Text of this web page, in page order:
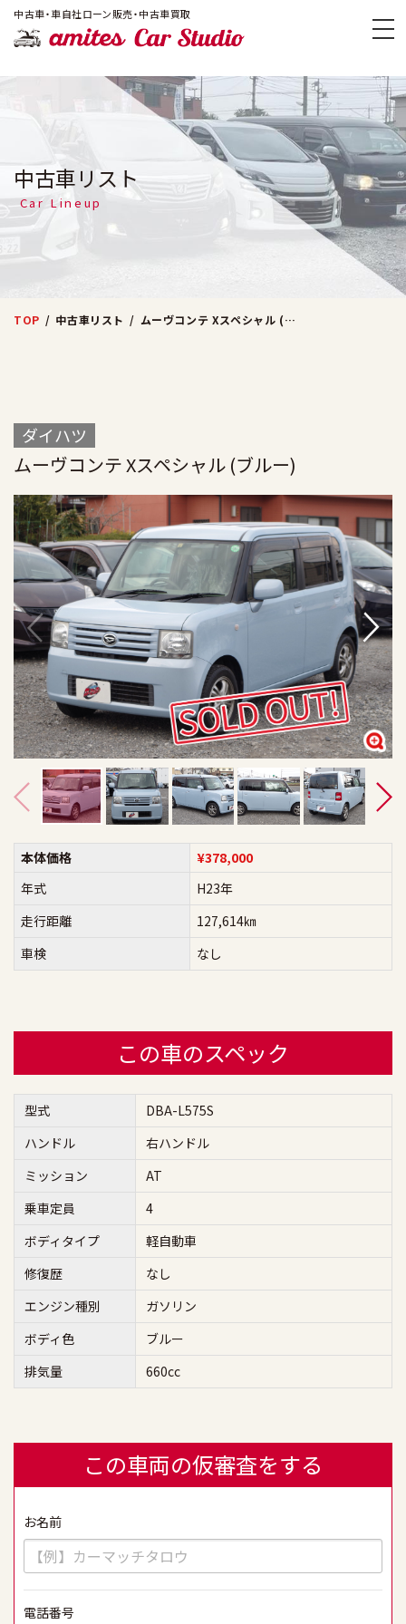
!-- Google Tag Manager -->
中古車・車自社ローン販売・中古車買取
amites Car
中古車リスト
Car Lineup
TOP 中古車リスト ムーヴコンテ Xスペシャル (ブルー)
ダイハツ
ムーヴコンテ Xスペシャル (ブルー)
本体価格
¥378,000
年式
H23年
走行距離
127,614㎞
車検
なし
この車のスペック
型式
DBA-L575S
ハンドル
右ハンドル
ミッション
AT
乗車定員
4
ボディタイプ
軽自動車
修復歴
なし
エンジン種別
ガソリン
ボディ色
ブルー
排気量
660cc
この車両の仮審査をする
お名前
電話番号